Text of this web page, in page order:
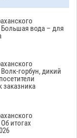
Большая вода – для
горбун, дикий
заказника
итогах